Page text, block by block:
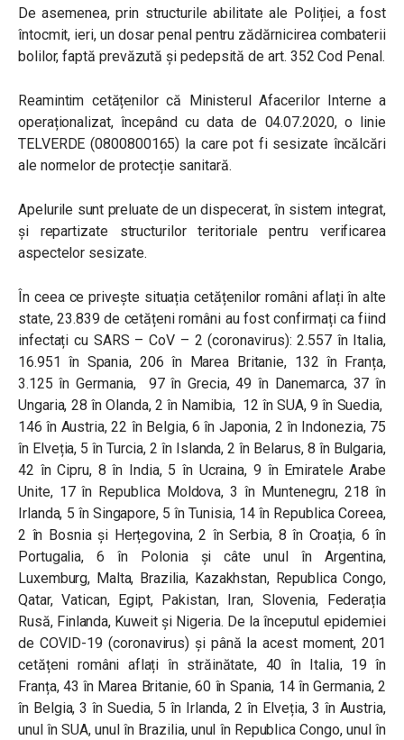
De asemenea, prin structurile abilitate ale Poliției, a fost
întocmit, ieri, un dosar penal pentru zădărnicirea combaterii
bolilor, faptă prevăzută și pedepsită de art. 352 Cod Penal.
Reamintim cetățenilor că Ministerul Afacerilor Interne a
operaționalizat, începând cu data de 04.07.2020, o linie
TELVERDE (0800800165) la care pot fi sesizate încălcări
ale normelor de protecție sanitară.
Apelurile sunt preluate de un dispecerat, în sistem integrat,
și repartizate structurilor teritoriale pentru verificarea
aspectelor sesizate.
În ceea ce privește situația cetățenilor români aflați în alte
state, 23.839 de cetățeni români au fost confirmați ca fiind
infectați cu SARS – CoV – 2 (coronavirus): 2.557 în Italia,
16.951 în Spania, 206 în Marea Britanie, 132 în Franța,
3.125 în Germania, 97 în Grecia, 49 în Danemarca, 37 în
Ungaria, 28 în Olanda, 2 în Namibia, 12 în SUA, 9 în Suedia,
146 în Austria, 22 în Belgia, 6 în Japonia, 2 în Indonezia, 75
în Elveția, 5 în Turcia, 2 în Islanda, 2 în Belarus, 8 în Bulgaria,
42 în Cipru, 8 în India, 5 în Ucraina, 9 în Emiratele Arabe
Unite, 17 în Republica Moldova, 3 în Muntenegru, 218 în
Irlanda, 5 în Singapore, 5 în Tunisia, 14 în Republica Coreea,
2 în Bosnia și Herțegovina, 2 în Serbia, 8 în Croația, 6 în
Portugalia, 6 în Polonia și câte unul în Argentina,
Luxemburg, Malta, Brazilia, Kazakhstan, Republica Congo,
Qatar, Vatican, Egipt, Pakistan, Iran, Slovenia, Federația
Rusă, Finlanda, Kuweit și Nigeria. De la începutul epidemiei
de COVID-19 (coronavirus) și până la acest moment, 201
cetățeni români aflați în străinătate, 40 în Italia, 19 în
Franța, 43 în Marea Britanie, 60 în Spania, 14 în Germania, 2
în Belgia, 3 în Suedia, 5 în Irlanda, 2 în Elveția, 3 în Austria,
unul în SUA, unul în Brazilia, unul în Republica Congo, unul în